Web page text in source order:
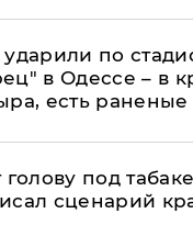
по
в Одессе – в
есть раненые
под
сценарий